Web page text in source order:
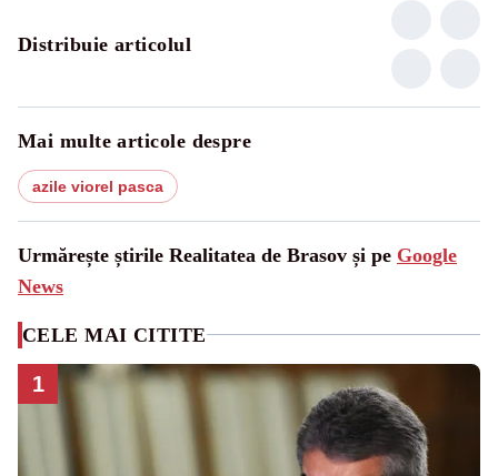
Distribuie articolul
Mai multe articole despre
azile viorel pasca
Urmărește știrile Realitatea de Brasov și pe Google
News
CELE MAI CITITE
1